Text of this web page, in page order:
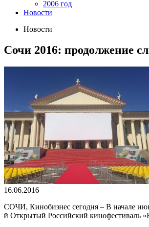
2006 год
Новости
Новости
Сочи 2016: продолжение
16.06.2016
СОЧИ, Кинобизнес сегодня – В начале
й Открытый Российский кинофестиваль